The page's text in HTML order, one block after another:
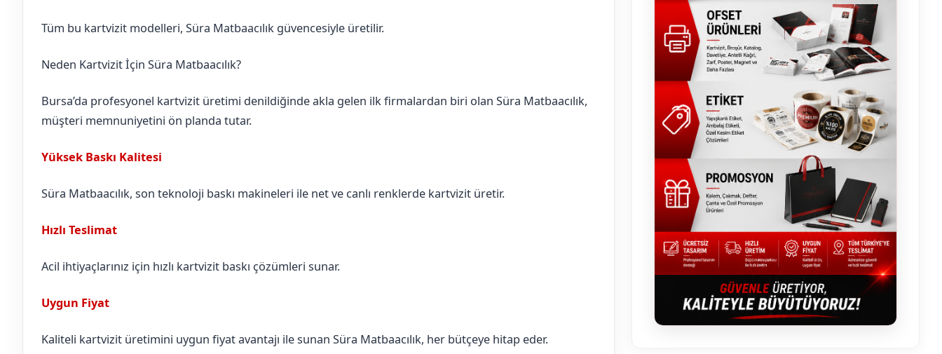
Tüm bu kartvizit modelleri, Süra Matbaacılık güvencesiyle üretilir.
Neden Kartvizit İçin Süra Matbaacılık?
Bursa’da profesyonel kartvizit üretimi denildiğinde akla gelen ilk firmalardan biri olan Süra Matbaacılık,
müşteri memnuniyetini ön planda tutar.
Yüksek Baskı Kalitesi
Süra Matbaacılık, son teknoloji baskı makineleri ile net ve canlı renklerde kartvizit üretir.
Hızlı Teslimat
Acil ihtiyaçlarınız için hızlı kartvizit baskı çözümleri sunar.
Uygun Fiyat
Kaliteli kartvizit üretimini uygun fiyat avantajı ile sunan Süra Matbaacılık, her bütçeye hitap eder.